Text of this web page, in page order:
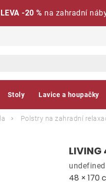
-20 % na zahradní
Stoly Lavice a houpačky
Polstry na zahradní
48 × 170
undefined